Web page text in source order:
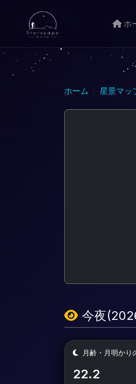
ホ
ホーム 星景マッ
今夜
月齢・月明かり
22.2